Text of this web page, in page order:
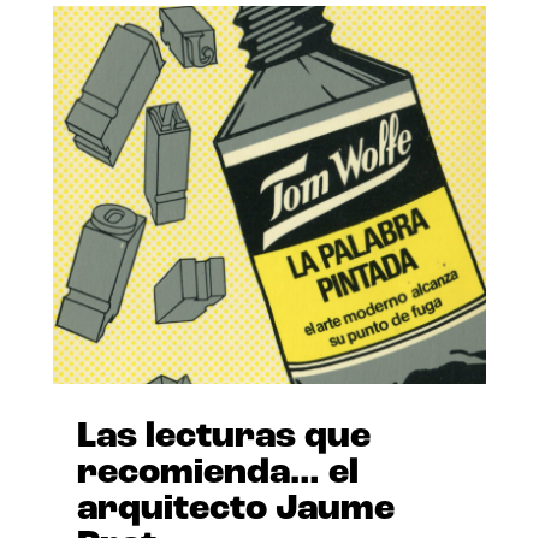
Las lecturas que
recomienda… el
arquitecto Jaume